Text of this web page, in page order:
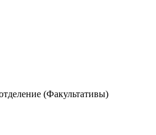
(Факультативы)